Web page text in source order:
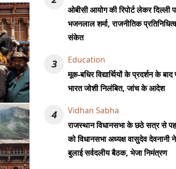
ओबीसी आयोग की रिपोर्ट लेकर दिल्ली
भजनलाल शर्मा, राजनीतिक
संकेत
3
Education
मूक-बधिर विद्यार्थियों के प्रदर्शन के बाद
भारत जोशी निलंबित, जांच के आदेश
4
Vidhan Sabha
राजस्थान विधानसभा के छठे सत्र से
को विधानसभा अध्यक्ष वासुदेव
बुलाई सर्वदलीय बैठक, भेजा निमंत्रण